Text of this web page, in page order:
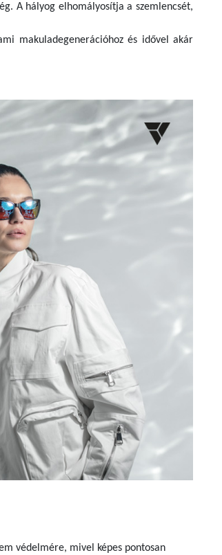
A hályog elhomályosítja a szemlencsét,
makuladegenerációhoz és idővel akár
védelmére, mivel képes pontosan